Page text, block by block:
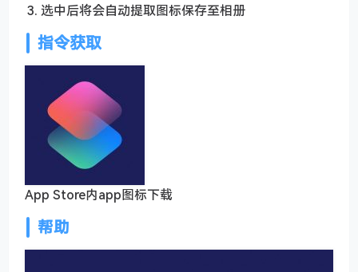
选中后将会自动提取图标保存至相册
指令获取
App Store内app图标下载
帮助